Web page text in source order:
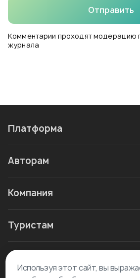
Комментарии проходят модерацию
журнала
Отправить
Платформа
Авторам
Компания
Туристам
Новое в блоге
Используя этот сайт, вы